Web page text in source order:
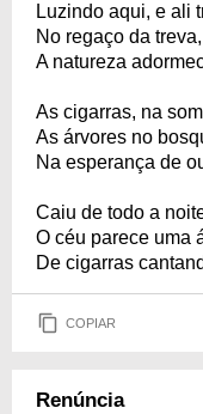
Luzindo aqui, e ali
No regaço da
A natureza
As cigarras, na
As árvores no
Na esperança de
Caiu de todo a
O céu parece uma
De cigarras
COPIAR
Renúncia